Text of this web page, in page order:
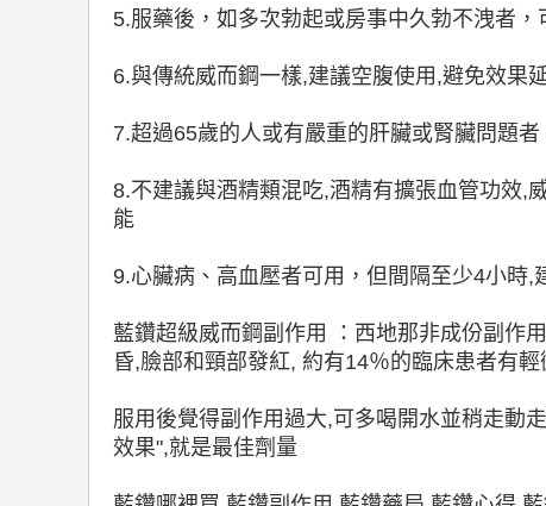
5.服藥後，如多次勃起或房事中久勃不洩者，
6.與傳統威而鋼一樣,建議空腹使用,避免效果
7.超過65歲的人或有嚴重的肝臟或腎臟問題
8.不建議與酒精類混吃,酒精有擴張血管功效,
能
9.心臟病、高血壓者可用，但間隔至少4小時,
藍鑽超級威而鋼副作用 ：西地那非成份副作
昏,臉部和頸部發紅, 約有14％的臨床患者有
服用後覺得副作用過大,可多喝開水並稍走動
效果",就是最佳劑量